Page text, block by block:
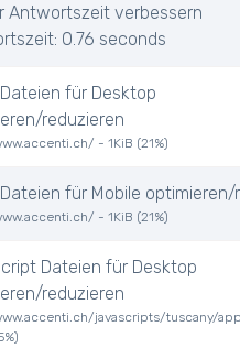
Antwortszeit verbessern
0.76 seconds
Dateien für Desktop
reduzieren
- 1KiB (21%)
Dateien für Mobile optimieren/
- 1KiB (21%)
Dateien für Desktop
reduzieren
javascripts/tuscany/